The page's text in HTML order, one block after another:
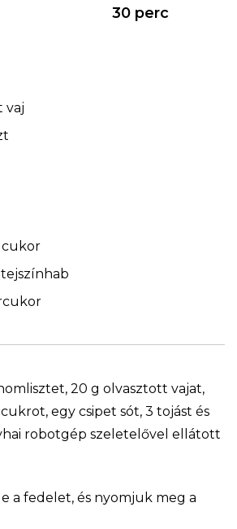
30 perc
vaj
cukor
20 g olvasztott vajat,
egy csipet sót, 3 tojást és
robotgép szeletelővel ellátott
a fedelet, és nyomjuk meg a